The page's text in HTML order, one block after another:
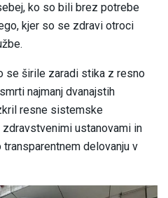
ko so bili brez potrebe
kjer so se zdravi otroci
se širile zaradi stika z resno
najmanj dvanajstih
resne sistemske
ustanovami in
delovanju v